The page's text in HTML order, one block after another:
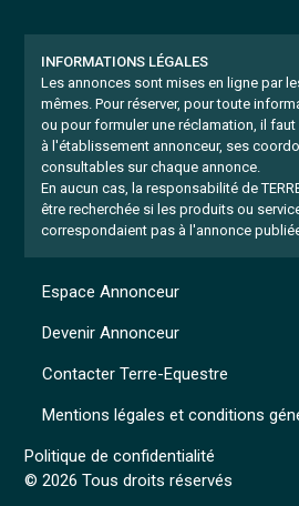
INFORMATIONS LÉGALES
Les annonces sont mises en ligne par
mêmes. Pour réserver, pour toute
ou pour formuler une réclamation, il
à l'établissement annonceur, ses
consultables sur chaque annonce.
En aucun cas, la responsabilité de
être recherchée si les produits ou
correspondaient pas à l'annonce
Mentions légales et conditions
Politique de confidentialité
© 2026 Tous droits réservés
Espace Annonceur
Devenir Annonceur
Contacter Terre-Equestre